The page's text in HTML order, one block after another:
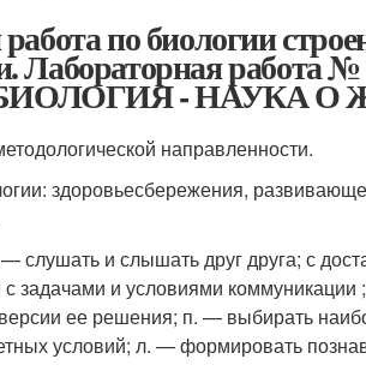
по биологии
Лабораторная работа
БИОЛОГИЯ - НАУКА
направленности.
здоровьесбережения,
и слышать друг друга; с
с задачами и условиями
ее решения; п. — выбирать
условий; л. — формировать